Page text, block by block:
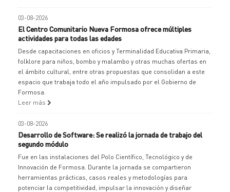
03-08-2026
El Centro Comunitario Nueva Formosa ofrece múltiples
actividades para todas las edades
Desde capacitaciones en oficios y Terminalidad Educativa Primaria,
folklore para niños, bombo y malambo y otras muchas ofertas en
el ámbito cultural, entre otras propuestas que consolidan a este
espacio que trabaja todo el año impulsado por el Gobierno de
Formosa.
Leer más
03-08-2026
Desarrollo de Software: Se realizó la jornada de trabajo del
segundo módulo
Fue en las instalaciones del Polo Científico, Tecnológico y de
Innovación de Formosa. Durante la jornada se compartieron
herramientas prácticas, casos reales y metodologías para
potenciar la competitividad, impulsar la innovación y diseñar